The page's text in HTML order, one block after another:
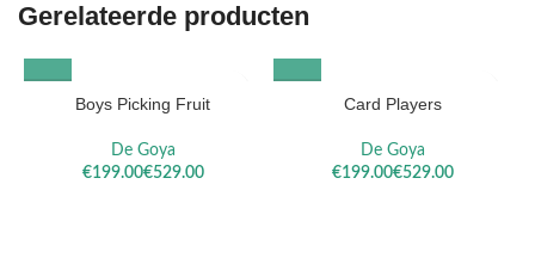
Gerelateerde producten
Boys Picking Fruit
De Goya
€
€
Card Players
De Goya
€
€